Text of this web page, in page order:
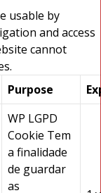
usable by
and access
cannot
Purpose
WP LGPD
Cookie Tem
a finalidade
de guardar
as